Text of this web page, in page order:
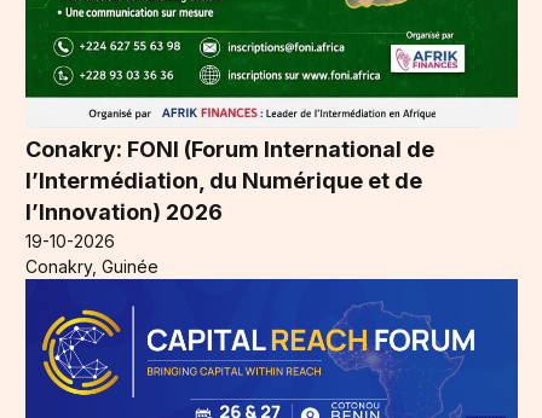
Conakry: FONI (Forum International de
l’Intermédiation, du Numérique et de
l’Innovation) 2026
19-10-2026
Conakry, Guinée